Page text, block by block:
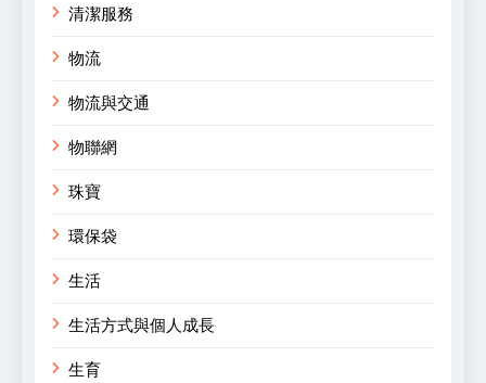
清潔服務
物流
物流與交通
物聯網
珠寶
環保袋
生活
生活方式與個人成長
生育